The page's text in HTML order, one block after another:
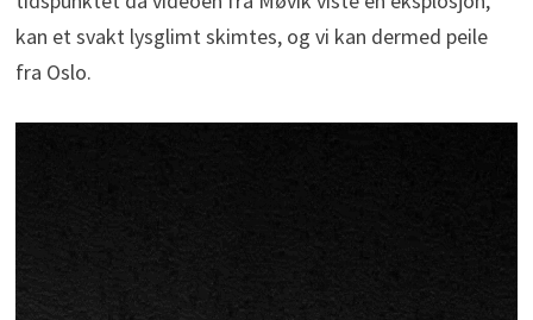
kan et svakt lysglimt skimtes, og vi kan dermed peile
fra Oslo.